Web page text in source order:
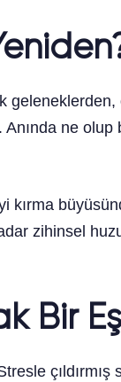
ne
zihinsel
Bir